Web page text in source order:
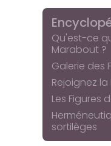
Qu'est-ce
Marabout ?
Galerie des
Rejoignez
Les Figures
sortilèges